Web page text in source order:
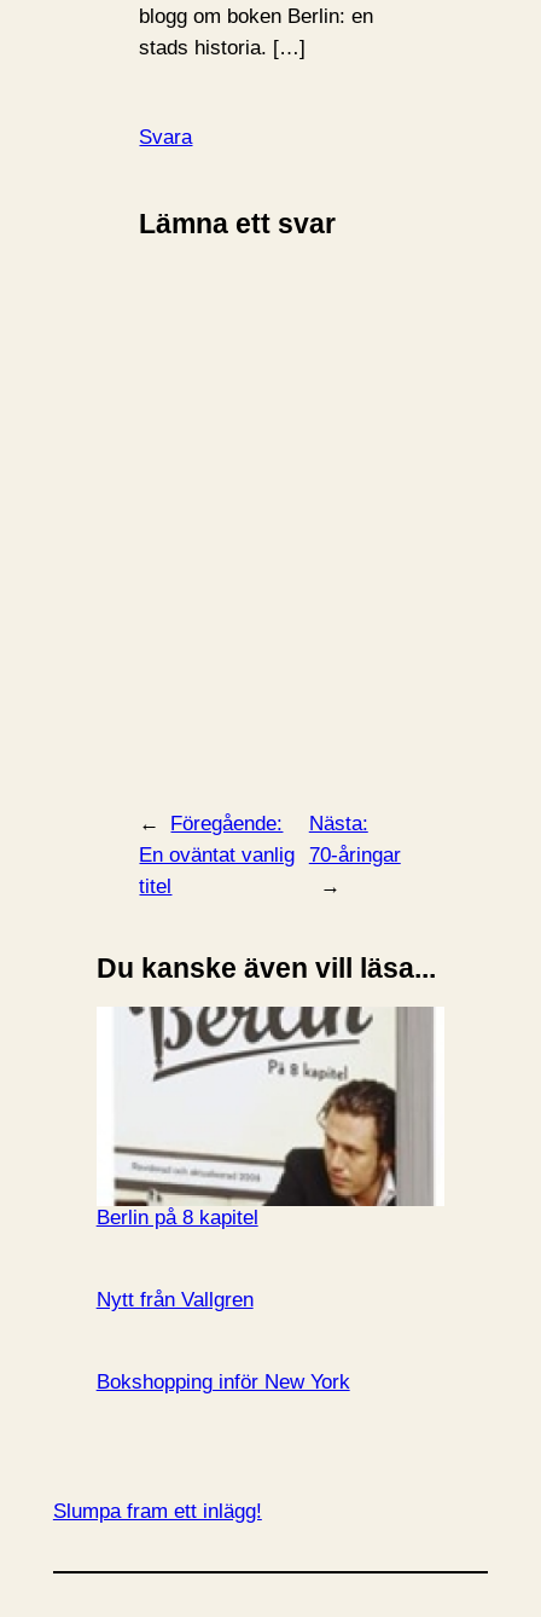
blogg om boken Berlin: en
stads historia. […]
Svara
Lämna ett svar
←
Föregående:
En oväntat vanlig
titel
Nästa:
70-åringar
→
Du kanske även vill läsa...
Berlin på 8 kapitel
Nytt från Vallgren
Bokshopping inför New York
Slumpa fram ett inlägg!